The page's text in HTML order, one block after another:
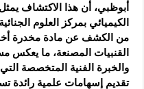
أبوظبي، أن هذا الاكتشاف
الكيميائي بمركز العلوم
من الكشف عن مادة مخدرة
القنبيات المصنعة، ما يعكس
والخبرة الفنية المتخصصة
تقديم إسهامات علمية رائدة